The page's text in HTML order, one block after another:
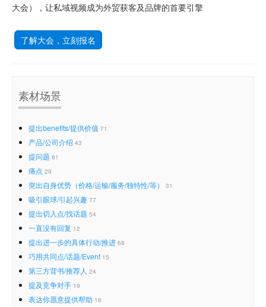
大会），让私域视频成为外贸获客及品牌的首要引擎
了解大会，立刻报名
素材场景
提出benefits/提供价值 71
产品/公司介绍 43
提问题 61
痛点 29
突出自身优势（价格/运输/服务/独特性/等） 31
吸引眼球/引起兴趣 77
提出切入点/找话题 54
一直没有回复 12
提出进一步的具体行动/推进 68
巧用共同点/话题/Event 15
第三方背书/推荐人 24
提及竞争对手 19
表达你愿意提供帮助 16